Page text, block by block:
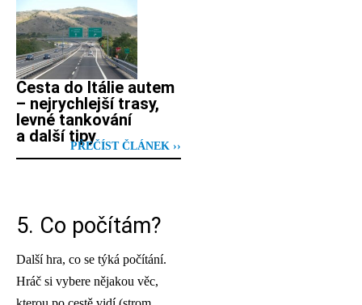
Cesta do Itálie autem
– nejrychlejší trasy,
levné tankování
a další tipy
PŘEČÍST ČLÁNEK ››
5. Co počítám?
Další hra, co se týká počítání.
Hráč si vybere nějakou věc,